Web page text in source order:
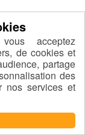
acceptez
de cookies et
partage
des
nos services et